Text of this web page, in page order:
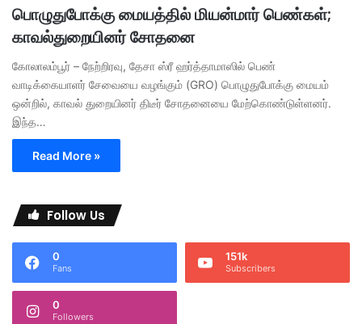
பொழுதுபோக்கு மையத்தில் மியன்மார் பெண்கள்;
காவல்துறையினர் சோதனை
கோலாலம்பூர் – நேற்றிரவு, தேசா ஸ்ரீ ஹர்த்தாமாஸில் பெண்
வாடிக்கையாளர் சேவையை வழங்கும் (GRO) பொழுதுபோக்கு மையம்
ஒன்றில், காவல் துறையினர் திடீர் சோதனையை மேற்கொண்டுள்ளனர்.
இந்த…
Read More »
Follow Us
0
Fans
151k
Subscribers
0
Followers